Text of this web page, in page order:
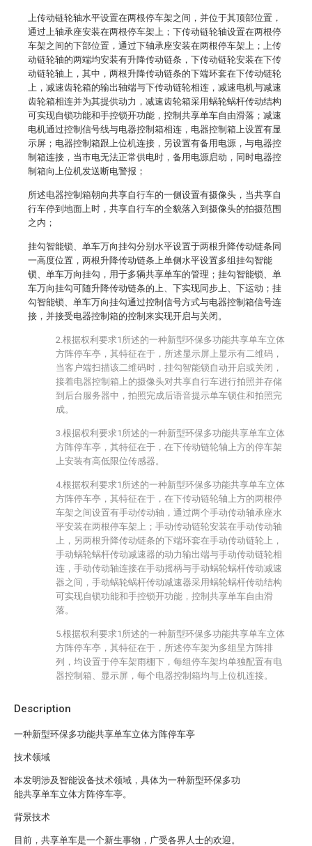
Description
一种新型环保多功能共享单车立体方阵停车亭
技术领域
本发明涉及智能设备技术领域，具体为一种新型环保多功
能共享单车立体方阵停车亭。
背景技术
目前，共享单车是一个新生事物，广受各界人士的欢迎。
上传动链轮轴水平设置在两根停车架之间，并位于其顶部位置，
通过上轴承座安装在两根停车架上；下传动链轮轴设置在两根停
车架之间的下部位置，通过下轴承座安装在两根停车架上；上传
动链轮轴的两端均安装有升降传动链条，下传动链轮安装在下传
动链轮轴上，其中，两根升降传动链条的下端环套在下传动链轮
上，减速齿轮箱的输出轴端与下传动链轮相连，减速电机与减速
齿轮箱相连并为其提供动力，减速齿轮箱采用蜗轮蜗杆传动结构
可实现自锁功能和手控锁开功能，控制共享单车自由滑落；减速
电机通过控制信号线与电器控制箱相连，电器控制箱上设置有显
示屏；电器控制箱跟上位机连接，另设置有备用电源，与电器控
制箱连接，当市电无法正常供电时，备用电源启动，同时电器控
制箱向上位机发送断电警报；
所述电器控制箱朝向共享自行车的一侧设置有摄像头，当共享自
行车停到地面上时，共享自行车的全貌落入到摄像头的拍摄范围
之内；
挂勾智能锁、单车万向挂勾分别水平设置于两根升降传动链条同
一高度位置，两根升降传动链条上单侧水平设置多组挂勾智能
锁、单车万向挂勾，用于多辆共享单车的管理；挂勾智能锁、单
车万向挂勾可随升降传动链条的上、下实现同步上、下运动；挂
勾智能锁、单车万向挂勾通过控制信号方式与电器控制箱信号连
接，并接受电器控制箱的控制来实现开启与关闭。
2.根据权利要求1所述的一种新型环保多功能共享单车立体
方阵停车亭，其特征在于，所述显示屏上显示有二维码，
当客户端扫描该二维码时，挂勾智能锁自动开启或关闭，
接着电器控制箱上的摄像头对共享自行车进行拍照并存储
到后台服务器中，拍照完成后语音提示单车锁住和拍照完
成。
3.根据权利要求1所述的一种新型环保多功能共享单车立体
方阵停车亭，其特征在于，在下传动链轮轴上方的停车架
上安装有高低限位传感器。
4.根据权利要求1所述的一种新型环保多功能共享单车立体
方阵停车亭，其特征在于，在下传动链轮轴上方的两根停
车架之间设置有手动传动轴，通过两个手动传动轴承座水
平安装在两根停车架上；手动传动链轮安装在手动传动轴
上，另两根升降传动链条的下端环套在手动传动链轮上，
手动蜗轮蜗杆传动减速器的动力输出端与手动传动链轮相
连，手动传动轴连接在手动摇柄与手动蜗轮蜗杆传动减速
器之间，手动蜗轮蜗杆传动减速器采用蜗轮蜗杆传动结构
可实现自锁功能和手控锁开功能，控制共享单车自由滑
落。
5.根据权利要求1所述的一种新型环保多功能共享单车立体
方阵停车亭，其特征在于，所述停车架为多组呈方阵排
列，均设置于停车架雨棚下，每组停车架均单独配置有电
器控制箱、显示屏，每个电器控制箱均与上位机连接。